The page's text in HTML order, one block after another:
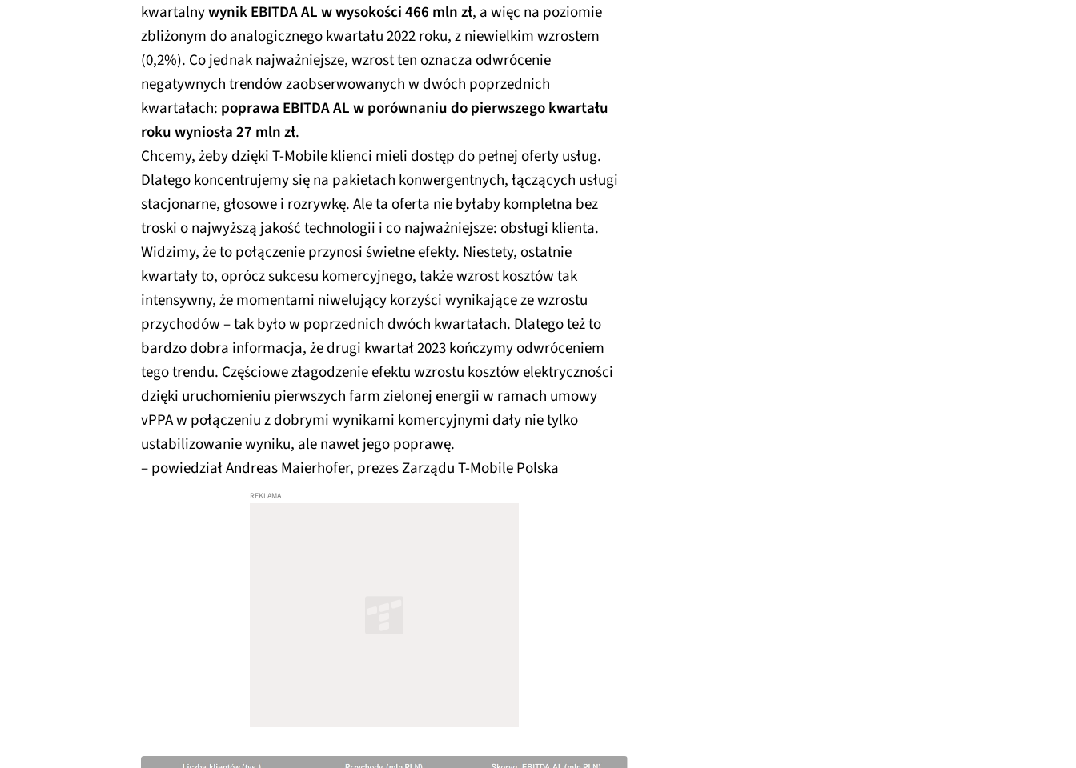
kwartalnywynik EBITDA AL w wysokości 466 mln zł, a więc na poziomie
zbliżonym do analogicznego kwartału 2022 roku, z niewielkim wzrostem
(0,2%). Co jednak najważniejsze, wzrost ten oznacza odwrócenie
negatywnych trendów zaobserwowanych w dwóch poprzednich
kwartałach: poprawa EBITDA AL w porównaniu do pierwszego kwartału
roku wyniosła 27 mln zł.
Chcemy, żeby dzięki T-Mobile klienci mieli dostęp do pełnej oferty usług.
Dlatego koncentrujemy się na pakietach konwergentnych, łączących usługi
stacjonarne, głosowe i rozrywkę. Ale ta oferta nie byłaby kompletna bez
troski o najwyższą jakość technologii i co najważniejsze: obsługi klienta.
Widzimy, że to połączenie przynosi świetne efekty. Niestety, ostatnie
kwartały to, oprócz sukcesu komercyjnego, także wzrost kosztów tak
intensywny, że momentami niwelujący korzyści wynikające ze wzrostu
przychodów – tak było w poprzednich dwóch kwartałach. Dlatego też to
bardzo dobra informacja, że drugi kwartał 2023 kończymy odwróceniem
tego trendu. Częściowe złagodzenie efektu wzrostu kosztów elektryczności
dzięki uruchomieniu pierwszych farm zielonej energii w ramach umowy
vPPA w połączeniu z dobrymi wynikami komercyjnymi dały nie tylko
ustabilizowanie wyniku, ale nawet jego poprawę.
– powiedział Andreas Maierhofer, prezes Zarządu T‑Mobile Polska